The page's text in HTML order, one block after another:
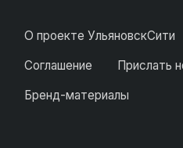
О проекте УльяновскСити
Соглашение
Прислать
Бренд-материалы